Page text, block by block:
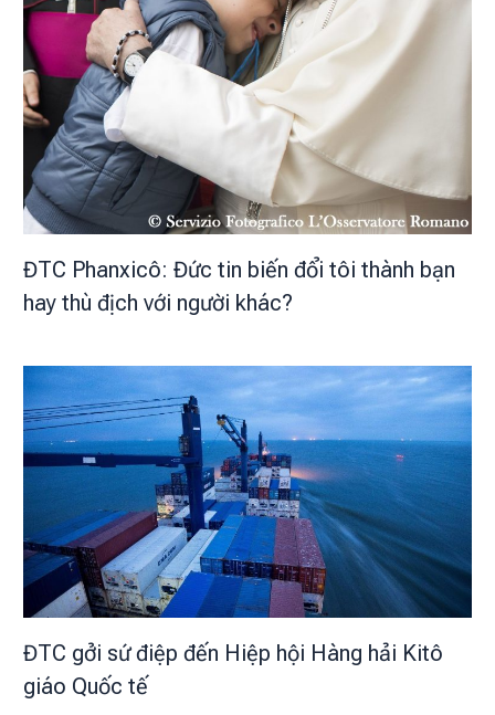
ĐTC Phanxicô: Đức tin biến đổi tôi thành bạn
hay thù địch với người khác?
ĐTC gởi sứ điệp đến Hiệp hội Hàng hải Kitô
giáo Quốc tế